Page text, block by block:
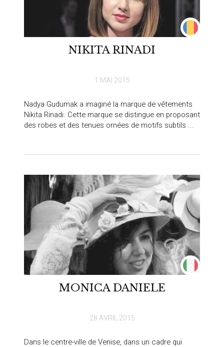
NIKITA RINADI
1 MAI 2015
Nadya Gudumak a imaginé la marque de vêtements
Nikita Rinadi. Cette marque se distingue en proposant
des robes et des tenues ornées de motifs subtils ...
MONICA DANIELE
28 AVRIL 2015
Dans le centre-ville de Venise, dans un cadre qui